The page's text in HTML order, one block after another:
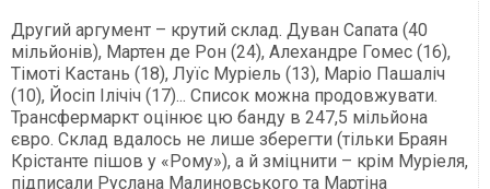
Другий аргумент – крутий склад. Дуван Сапата (40
мільйонів), Мартен де Рон (24), Алехандре Гомес (16),
Тімоті Кастань (18), Луїс Муріель (13), Маріо Пашаліч
(10), Йосіп Ілічіч (17)... Список можна продовжувати.
Трансфермаркт оцінює цю банду в 247,5 мільйона
євро. Склад вдалось не лише зберегти (тільки Браян
Крістанте пішов у «Рому»), а й зміцнити – крім Муріеля,
підписали Руслана Малиновського та Мартіна